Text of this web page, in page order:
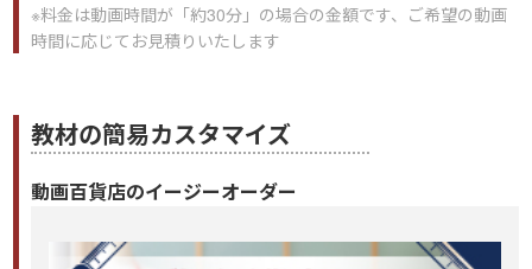
※料金は動画時間が「約30分」の場合の金額です、ご希望の動画
時間に応じてお見積りいたします
教材の簡易カスタマイズ
動画百貨店のイージーオーダー